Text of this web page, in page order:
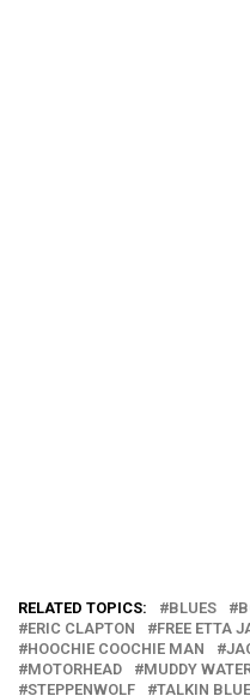
RELATED TOPICS: BLUES
ERIC CLAPTON
FREE ETTA
HOOCHIE COOCHIE MAN
MOTORHEAD
MUDDY
STEPPENWOLF
TALKIN